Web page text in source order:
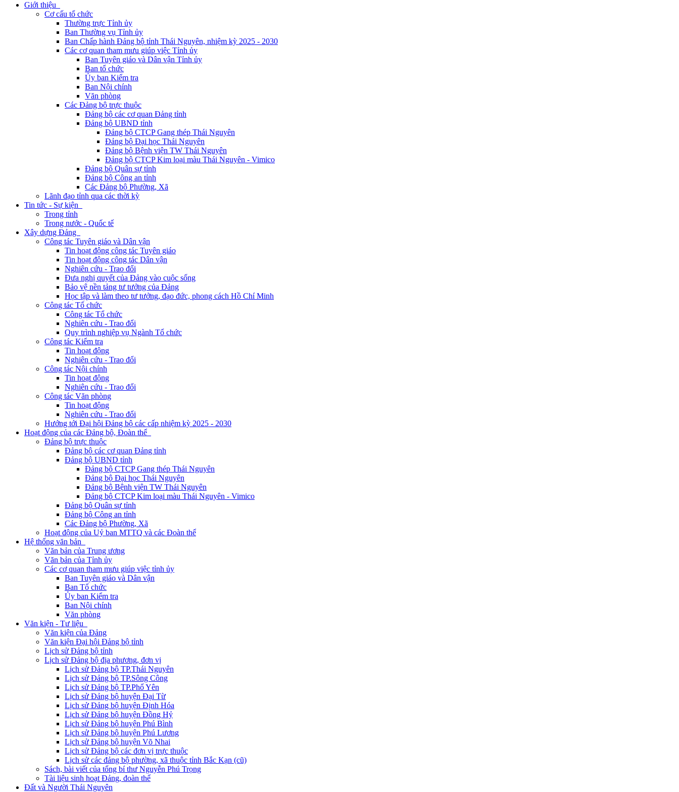
Giới thiệu
Cơ cấu tổ chức
Thường trực Tỉnh ủy
Ban Thường vụ Tỉnh ủy
Ban Chấp hành Đảng bộ tỉnh Thái Nguyên, nhiệm kỳ 2025 - 2030
Các cơ quan tham mưu giúp việc Tỉnh ủy
Ban Tuyên giáo và Dân vận Tỉnh ủy
Ban tổ chức
Ủy ban Kiểm tra
Ban Nội chính
Văn phòng
Các Đảng bộ trực thuộc
Đảng bộ các cơ quan Đảng tỉnh
Đảng bộ UBND tỉnh
Đảng bộ CTCP Gang thép Thái Nguyên
Đảng bộ Đại học Thái Nguyên
Đảng bộ Bệnh viện TW Thái Nguyên
Đảng bộ CTCP Kim loại màu Thái Nguyên - Vimico
Đảng bộ Quân sự tỉnh
Đảng bộ Công an tỉnh
Các Đảng bộ Phường, Xã
Lãnh đạo tỉnh qua các thời kỳ
Tin tức - Sự kiện
Trong tỉnh
Trong nước - Quốc tế
Xây dựng Đảng
Công tác Tuyên giáo và Dân vận
Tin hoạt động công tác Tuyên giáo
Tin hoạt động công tác Dân vận
Nghiên cứu - Trao đổi
Đưa nghị quyết của Đảng vào cuộc sống
Bảo vệ nền tảng tư tưởng của Đảng
Học tập và làm theo tư tưởng, đạo đức, phong cách Hồ Chí Minh
Công tác Tổ chức
Công tác Tổ chức
Nghiên cứu - Trao đổi
Quy trình nghiệp vụ Ngành Tổ chức
Công tác Kiểm tra
Tin hoạt động
Nghiên cứu - Trao đổi
Công tác Nội chính
Tin hoạt động
Nghiên cứu - Trao đổi
Công tác Văn phòng
Tin hoạt động
Nghiên cứu - Trao đổi
Hướng tới Đại hội Đảng bộ các cấp nhiệm kỳ 2025 - 2030
Hoạt động của các Đảng bộ, Đoàn thể
Đảng bộ trực thuộc
Đảng bộ các cơ quan Đảng tỉnh
Đảng bộ UBND tỉnh
Đảng bộ CTCP Gang thép Thái Nguyên
Đảng bộ Đại học Thái Nguyên
Đảng bộ Bệnh viện TW Thái Nguyên
Đảng bộ CTCP Kim loại màu Thái Nguyên - Vimico
Đảng bộ Quân sự tỉnh
Đảng bộ Công an tỉnh
Các Đảng bộ Phường, Xã
Hoạt động của Uỷ ban MTTQ và các Đoàn thể
Hệ thống văn bản
Văn bản của Trung ương
Văn bản của Tỉnh ủy
Các cơ quan tham mưu giúp việc tỉnh ủy
Ban Tuyên giáo và Dân vận
Ban Tổ chức
Ủy ban Kiểm tra
Ban Nội chính
Văn phòng
Văn kiện - Tư liệu
Văn kiện của Đảng
Văn kiện Đại hội Đảng bộ tỉnh
Lịch sử Đảng bộ tỉnh
Lịch sử Đảng bộ địa phương, đơn vị
Lịch sử Đảng bộ TP.Thái Nguyên
Lịch sử Đảng bộ TP.Sông Công
Lịch sử Đảng bộ TP.Phổ Yên
Lịch sử Đảng bộ huyện Đại Từ
Lịch sử Đảng bộ huyện Định Hóa
Lịch sử Đảng bộ huyện Đồng Hỷ
Lịch sử Đảng bộ huyện Phú Bình
Lịch sử Đảng bộ huyện Phú Lương
Lịch sử Đảng bộ huyện Võ Nhai
Lịch sử Đảng bộ các đơn vị trực thuộc
Lịch sử các đảng bộ phường, xã thuộc tỉnh Bắc Kạn (cũ)
Sách, bài viết của tổng bí thư Nguyễn Phú Trọng
Tài liệu sinh hoạt Đảng, đoàn thể
Đất và Người Thái Nguyên